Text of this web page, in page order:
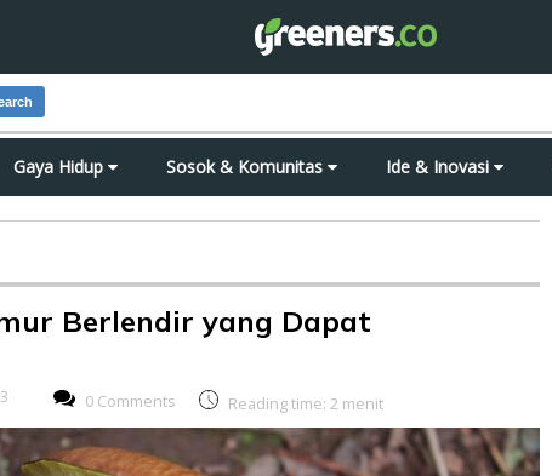
Gaya Hidup Sosok & Komunitas Ide & Inovasi
Berlendir yang Dapat
0 Comments Reading time: 2 menit